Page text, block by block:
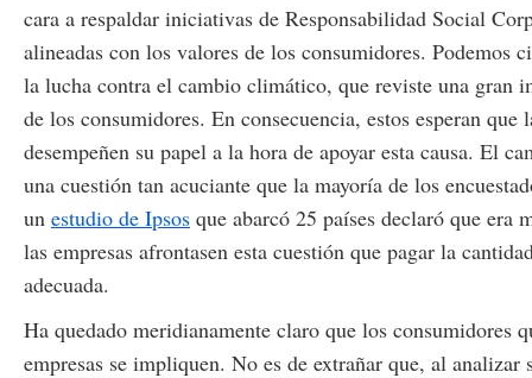
cara a respaldar iniciativas de Responsabilidad Social
alineadas con los valores de los consumidores. Podemos
la lucha contra el cambio climático, que reviste una gran
de los consumidores. En consecuencia, estos esperan que
desempeñen su papel a la hora de apoyar esta causa. El
una cuestión tan acuciante que la mayoría de los
un estudio de Ipsos que abarcó 25 países declaró que era
las empresas afrontasen esta cuestión que pagar la
adecuada.
Ha quedado meridianamente claro que los consumidores
empresas se impliquen. No es de extrañar que, al analizar